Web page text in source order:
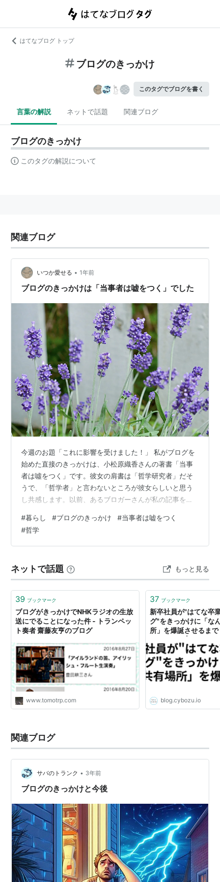
はてなブログ トップ
ブログのきっかけ
このタグでブログを書く
言葉の解説 ネットで話題 関連ブログ
ブログのきっかけ
このタグの解説について
関連ブログ
いつか愛せる • 1年前
ブログのきっかけは「当事者は嘘をつく」でした
今週のお題「これに影響を受けました！」 私がブログを
始めた直接のきっかけは、小松原織香さんの著書「当事
者は噓をつく」です。彼女の肩書は「哲学研究者」だそ
うで、「哲学者」と言わないところが彼女らしいと思う
し共感します。以前、あるブロガーさんが私の記事を
て恐れ多い」と思ったのですが、ジャック・デリダの哲
学を愛する小松原さんも、私の「恐れ多い」と似た感覚
かなと勝手に想像します。 ◆記憶と意欲を呼び覚ます 夫
をつく」を知りました。懐かしさですぐに読み感想を小
松原さんに送りました。私は自分の本の続きを書き…
#暮らし #ブログのきっかけ #当事者は嘘をつく
#哲学
ネットで話題 もっと見る
39 ブックマーク
ブログがきっかけでNHKラジオの生放
送にでることになった件 - トランペッ
ト奏者 齋藤友亨のブログ
www.tomotrp.com
37 ブックマーク
新卒社員が"はてな卒
グ"をきっかけに「な
所」を爆誕させるま
ブログ
blog.cybozu.io
関連ブログ
サバのトランク • 3年前
ブログのきっかけと今後